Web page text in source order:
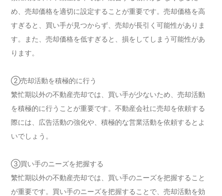
め、売却価格を適切に設定することが重要です。売却価格を高
すぎると、買い手が見つからず、売却が長引く可能性がありま
す。また、売却価格を低すぎると、損をしてしまう可能性があ
ります。
②売却活動を積極的に行う
繁忙期以外の不動産売却では、買い手が少ないため、売却活動
を積極的に行うことが重要です。不動産会社に売却を依頼する
際には、広告活動の強化や、積極的な営業活動を依頼するとよ
いでしょう。
③買い手のニーズを把握する
繁忙期以外の不動産売却では、買い手のニーズを把握すること
が重要です。買い手のニーズを把握することで、売却活動を効